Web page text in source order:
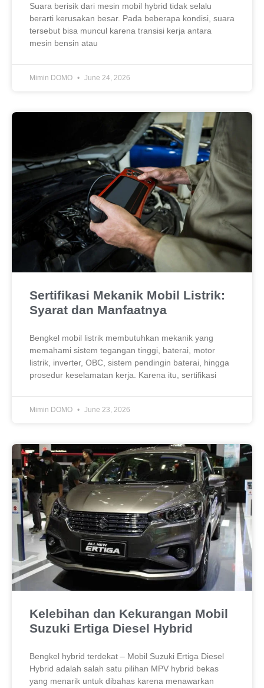
Suara berisik dari mesin mobil hybrid tidak selalu
berarti kerusakan besar. Pada beberapa kondisi, suara
tersebut bisa muncul karena transisi kerja antara
mesin bensin atau
Mimin DOMO June 24, 2026
Sertifikasi Mekanik Mobil Listrik:
Syarat dan Manfaatnya
Bengkel mobil listrik membutuhkan mekanik yang
memahami sistem tegangan tinggi, baterai, motor
listrik, inverter, OBC, sistem pendingin baterai, hingga
prosedur keselamatan kerja. Karena itu, sertifikasi
Mimin DOMO June 23, 2026
Kelebihan dan Kekurangan Mobil
Suzuki Ertiga Diesel Hybrid
Bengkel hybrid terdekat – Mobil Suzuki Ertiga Diesel
Hybrid adalah salah satu pilihan MPV hybrid bekas
yang menarik untuk dibahas karena menawarkan